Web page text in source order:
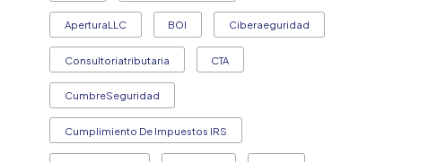
AperturaLLC BOI Ciberaeguridad
Consultoriatributaria CTA
CumbreSeguridad
Cumplimiento De Impuestos IRS